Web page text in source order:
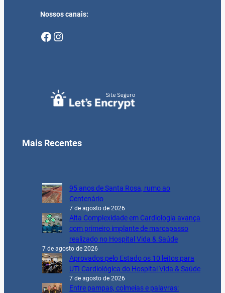
Nossos canais:
Facebook Instagram
Mais Recentes
95 anos de Santa Rosa, rumo ao
Centenário
7 de agosto de 2026
Alta Complexidade em Cardiologia avança
com primeiro implante de marcapasso
realizado no Hospital Vida & Saúde
7 de agosto de 2026
Aprovados pelo Estado os 10 leitos para
UTI Cardiológica do Hospital Vida & Saúde
7 de agosto de 2026
Entre pampas, colmeias e palavras: